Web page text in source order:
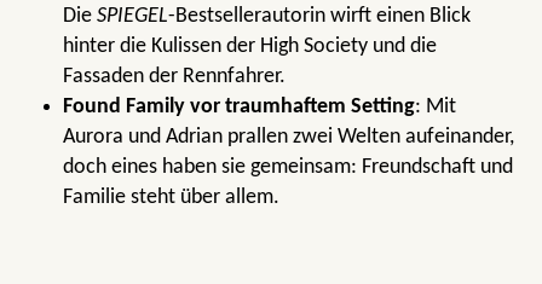
Die SPIEGEL-Bestsellerautorin wirft einen Blick
hinter die Kulissen der High Society und die
Fassaden der Rennfahrer.
Found Family vor traumhaftem Setting: Mit
Aurora und Adrian prallen zwei Welten aufeinander,
doch eines haben sie gemeinsam: Freundschaft und
Familie steht über allem.